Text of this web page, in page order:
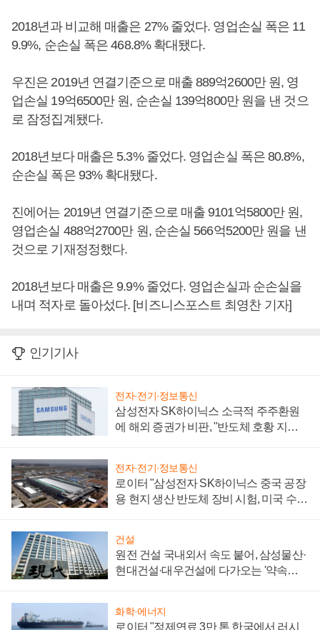
2018년과 비교해 매출은 27% 줄었다. 영업손실 폭은 11
9.9%, 순손실 폭은 468.8% 확대됐다.
우진은 2019년 연결기준으로 매출 889억2600만 원, 영
업손실 19억6500만 원, 순손실 139억800만 원을 낸 것으
로 잠정집계됐다.
2018년보다 매출은 5.3% 줄었다. 영업손실 폭은 80.8%,
순손실 폭은 93% 확대됐다.
진에어는 2019년 연결기준으로 매출 9101억5800만 원,
영업손실 488억2700만 원, 순손실 566억5200만 원을 낸
것으로 기재정정했다.
2018년보다 매출은 9.9% 줄었다. 영업손실과 순손실을
내며 적자로 돌아섰다. [비즈니스포스트 최영찬 기자]
인기기사
전자·전기·정보통신
삼성전자 SK하이닉스 소극적 주주환원
에 해외 증권가 비판, "반도체 호황 지속
전자·전기·정보통신
로이터 "삼성전자 SK하이닉스 중국 공장
용 현지 생산 반도체 장비 시험, 미국 수출
건설
원전 건설 국내외서 속도 붙어, 삼성물산·
현대건설·대우건설에 다가오는 '약속의
화학·에너지
로이터 "정제연료 3만 톤 한국에서 러시